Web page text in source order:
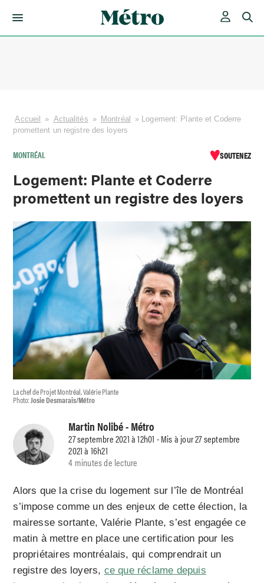
Accueil » Actualités » Montréal » Logement: Plante et Coderre
promettent un registre des loyers
MONTRÉAL SOUTENEZ
Logement: Plante et Coderre
promettent un registre des loyers
La chef de Projet Montréal, Valérie Plante
Photo:Josie Desmarais/Métro
Martin Nolibé- Métro
27 septembre 2021 à 12h01 - Mis à jour 27 septembre
2021 à 16h21
4 minutes de lecture
Alors que la crise du logement sur l’île de Montréal
s’impose comme un des enjeux de cette élection, la
mairesse sortante, Valérie Plante, s’est engagée ce
matin à mettre en place une certification pour les
propriétaires montréalais, qui comprendrait un
registre des loyers, ce que réclame depuis